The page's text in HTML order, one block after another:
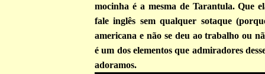
mocinha é a mesma de Tarantula. Que
fale inglês sem qualquer sotaque
americana e não se deu ao trabalho ou
é um dos elementos que admiradores
adoramos.